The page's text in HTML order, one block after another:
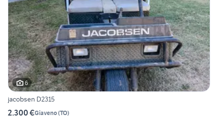
6
jacobsen D2315
2.300 €Giaveno(TO)